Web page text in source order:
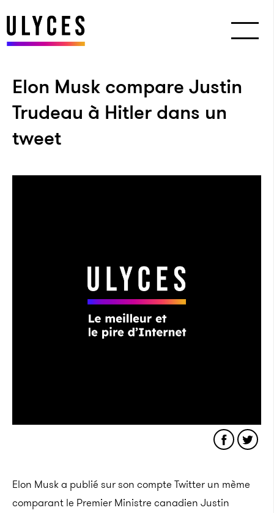
Elon Musk compare Justin
Trudeau à Hitler dans un
tweet
Elon Musk a publié sur son compte Twitter un mème
comparant le Premier Ministre canadien Justin